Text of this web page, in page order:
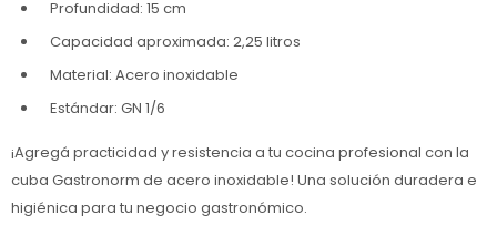
Profundidad: 15 cm
Capacidad aproximada: 2,25 litros
Material: Acero inoxidable
Estándar: GN 1/6
¡Agregá practicidad y resistencia a tu cocina profesional con la
cuba Gastronorm de acero inoxidable! Una solución duradera e
higiénica para tu negocio gastronómico.